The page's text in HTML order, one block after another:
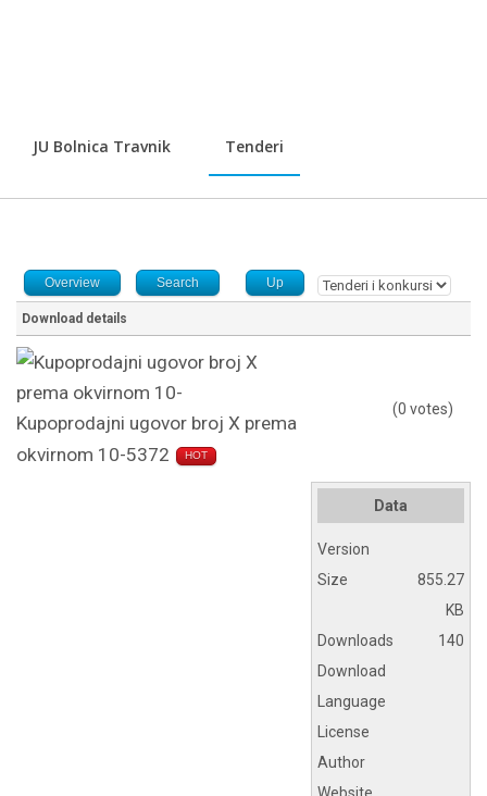
JU Bolnica Travnik Tenderi
Overview Search Up
Download details
Kupoprodajni ugovor broj X prema
okvirnom 10-5372
HOT
(0 votes)
Data
Version
Size
855.27
KB
Downloads
140
Download
Language
License
Author